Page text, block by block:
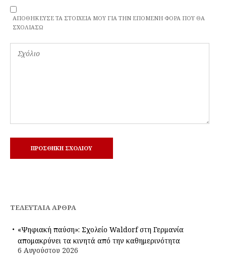
ΑΠΟΘΉΚΕΥΣΕ ΤΑ ΣΤΟΙΧΕΊΑ ΜΟΥ ΓΙΑ ΤΗΝ ΕΠΌΜΕΝΗ ΦΟΡΆ ΠΟΥ ΘΑ
ΣΧΟΛΙΆΣΩ
ΤΕΛΕΥΤΑΊΑ ΆΡΘΡΑ
«Ψηφιακή παύση»: Σχολείο Waldorf στη Γερμανία
απομακρύνει τα κινητά από την καθημερινότητα
6 Αυγούστου 2026